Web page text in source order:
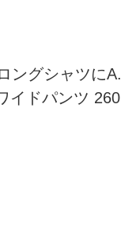
ングシャツにA.
イドパンツ 260